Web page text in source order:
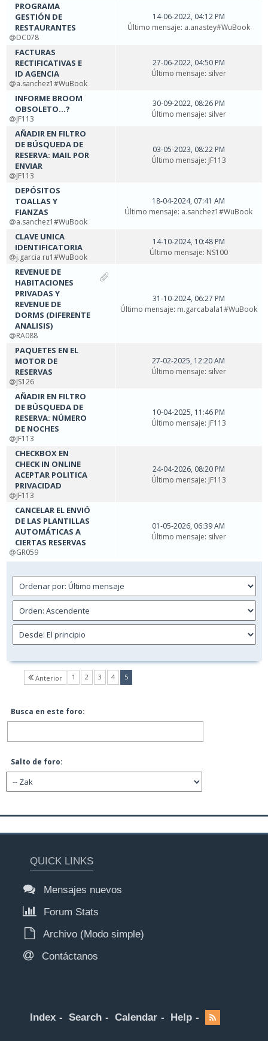
PROGRAMA
GESTIÓN DE
RESTAURANTES
DC078
14-06-2022, 04:12 PM
Último mensaje: a.anastey#WuBook
FACTURAS
RECTIFICATIVAS E
ID AGENCIA
a.sanchez1#WuBook
27-06-2022, 04:50 PM
Último mensaje: silver
INFORME BROOM
OBSOLETO...?
JF113
30-09-2022, 08:26 PM
Último mensaje: silver
AÑADIR EN FILTRO
DE BÚSQUEDA DE
RESERVA: MAIL POR
ENVIAR
JF113
03-05-2023, 08:22 PM
Último mensaje: JF113
DEPÓSITOS
TOALLAS Y
FIANZAS
a.sanchez1#WuBook
18-04-2024, 07:41 AM
Último mensaje: a.sanchez1#WuBook
CLAVE UNICA
IDENTIFICATORIA
j.garcia ru1#WuBook
14-10-2024, 10:48 PM
Último mensaje: NS100
REVENUE DE
HABITACIONES
PRIVADAS Y
REVENUE DE
DORMS (DIFERENTE
ANALISIS)
RA088
31-10-2024, 06:27 PM
Último mensaje: m.garcabala1#WuBook
PAQUETES EN EL
MOTOR DE
RESERVAS
JS126
27-02-2025, 12:20 AM
Último mensaje: silver
AÑADIR EN FILTRO
DE BÚSQUEDA DE
RESERVA: NÚMERO
DE NOCHES
JF113
10-04-2025, 11:46 PM
Último mensaje: JF113
CHECKBOX EN
CHECK IN ONLINE
ACEPTAR POLITICA
PRIVACIDAD
JF113
24-04-2026, 08:20 PM
Último mensaje: JF113
CANCELAR EL ENVIÓ
DE LAS PLANTILLAS
AUTOMÁTICAS A
CIERTAS RESERVAS
GR059
01-05-2026, 06:39 AM
Último mensaje: silver
Anterior 1 2 3 4 5(current)
Busca en este foro:
Salto de foro:
QUICK LINKS
Mensajes nuevos
Forum Stats
Archivo (Modo simple)
Contáctanos
Index Search Calendar Help